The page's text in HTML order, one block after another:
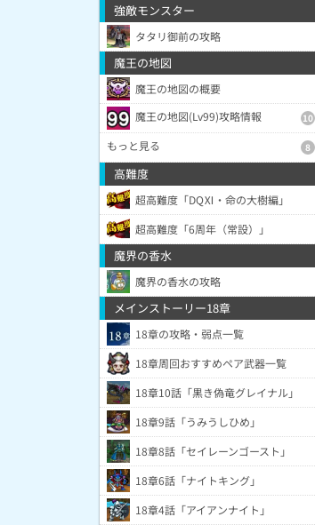
強敵モンスター
タタリ御前の攻略
魔王の地図
魔王の地図の概要
魔王の地図(Lv99)攻略情報
10
もっと見る 8
高難度
超高難度「DQⅪ・命の大樹編」
超高難度「6周年（常設）」
魔界の香水
魔界の香水の攻略
メインストーリー18章
18章の攻略・弱点一覧
18章周回おすすめペア武器一覧
18章10話「黒き偽竜グレイナル」
18章9話「うみうしひめ」
18章8話「セイレーンゴースト」
18章6話「ナイトキング」
18章4話「アイアンナイト」